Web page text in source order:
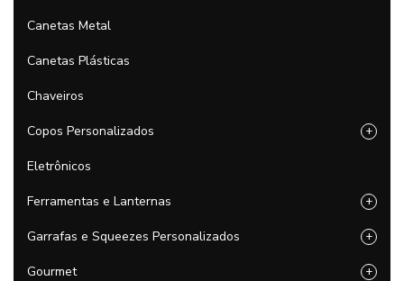
Canetas Metal
Canetas Plásticas
Chaveiros
Copos Personalizados +
Eletrônicos
Ferramentas e Lanternas +
Garrafas e Squeezes Personalizados +
Gourmet +